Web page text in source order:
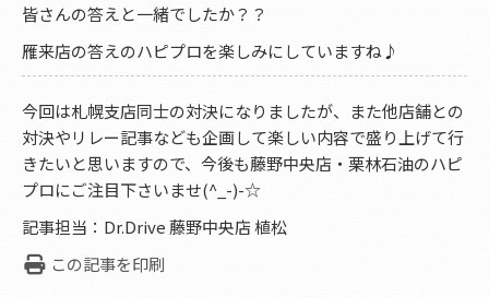
皆さんの答えと一緒でしたか？？
雁来店の答えのハピプロを楽しみにしていますね♪
今回は札幌支店同士の対決になりましたが、また他店舗との
対決やリレー記事なども企画して楽しい内容で盛り上げて行
きたいと思いますので、今後も藤野中央店・栗林石油のハピ
プロにご注目下さいませ(^_-)-☆
記事担当：Dr.Drive 藤野中央店 植松
この記事を印刷